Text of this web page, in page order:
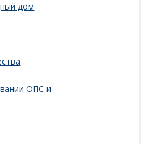
дом
ОПС и